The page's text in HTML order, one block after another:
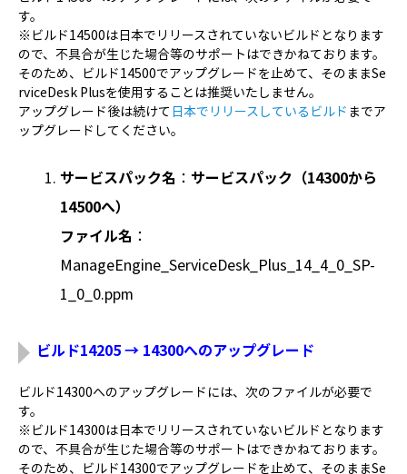
す。
※ビルド14500は日本でリリースされていないビルドとなります
ので、不具合が生じた場合等のサポートはできかねております。
そのため、ビルド14500でアップグレードを止めて、そのままSe
rviceDesk Plusを使用することは推奨いたしません。
アップグレード後は続けて 日本でリリースしているビルド までア
ップグレードしてください。
サービスパック名 ： サービスパック（14300から
14500へ）
ファイル名 ：
ManageEngine_ServiceDesk_Plus_14_4_0_SP-
1_0_0.ppm
ビルド14205 → 14300へのアップグレード
ビルド14300へのアップグレードには、次のファイルが必要で
す。
※ビルド14300は日本でリリースされていないビルドとなります
ので、不具合が生じた場合等のサポートはできかねております。
そのため、ビルド14300でアップグレードを止めて、そのままSe